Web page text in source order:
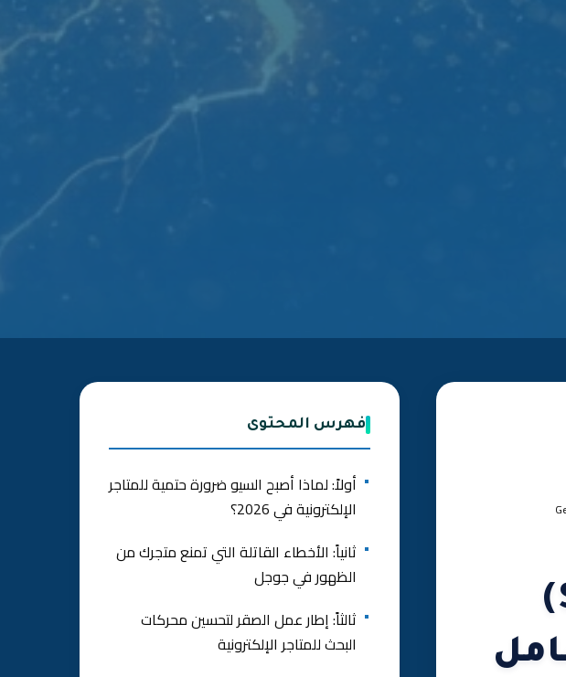
تحسين محركات البحث (SEO)
فهرس المحتوى
أولاً: لماذا أصبح السيو ضرورة حتمية للمتاجر
الإلكترونية في 2026؟
ثانياً: الأخطاء القاتلة التي تمنع متجرك من
الظهور في جوجل
ثالثاً: إطار عمل الصقر لتحسين محركات
البحث للمتاجر الإلكترونية